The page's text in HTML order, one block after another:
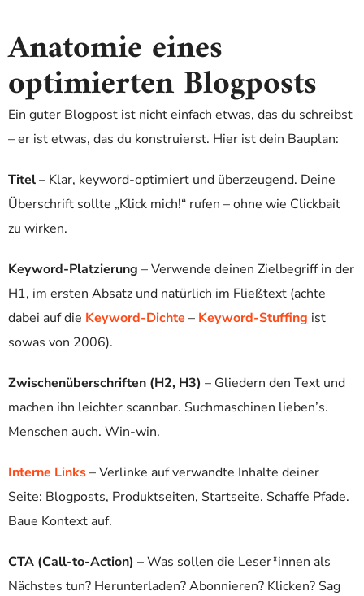
Anatomie eines
optimierten Blogposts
Ein guter Blogpost ist nicht einfach etwas, das du schreibst
– er ist etwas, das du konstruierst. Hier ist dein Bauplan:
Titel– Klar, keyword-optimiert und überzeugend. Deine
Überschrift sollte „Klick mich!“ rufen – ohne wie Clickbait
zu wirken.
Keyword-Platzierung – Verwende deinen Zielbegriff in der
H1, im ersten Absatz und natürlich im Fließtext (achte
dabei auf die Keyword-Dichte – Keyword-Stuffing ist
sowas von 2006).
Zwischenüberschriften (H2, H3) – Gliedern den Text und
machen ihn leichter scannbar. Suchmaschinen lieben’s.
Menschen auch. Win-win.
Interne Links– Verlinke auf verwandte Inhalte deiner
Seite: Blogposts, Produktseiten, Startseite. Schaffe Pfade.
Baue Kontext auf.
CTA (Call-to-Action) – Was sollen die Leser*innen als
Nächstes tun? Herunterladen? Abonnieren? Klicken? Sag